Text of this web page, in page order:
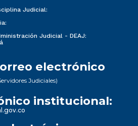
Judicial:
Judicial - DEAJ:
electrónico
Judiciales)
institucional: